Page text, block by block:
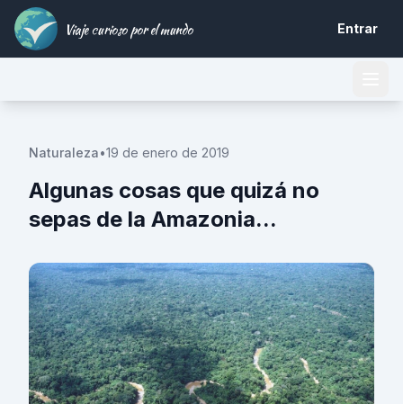
Viaje curioso por el mundo Entrar
Naturaleza•19 de enero de 2019
Algunas cosas que quizá no
sepas de la Amazonia...